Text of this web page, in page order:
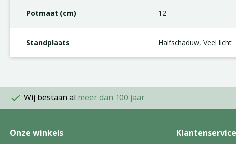
Potmaat (cm) 12
Standplaats Halfschaduw, Veel licht
Wij bestaan al meer dan 100 jaar
Onze winkels
Klantenservice